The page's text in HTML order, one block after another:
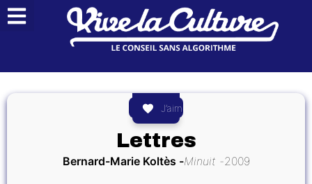
J’aime
Lettres
Bernard-Marie Koltès Minuit 2009